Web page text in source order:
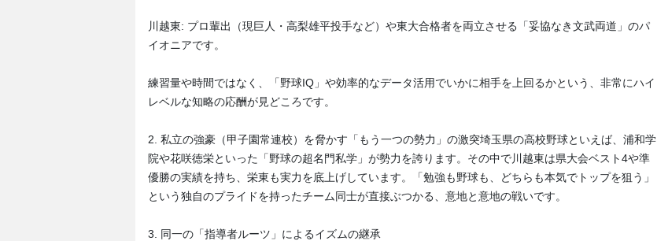
川越東: プロ輩出（現巨人・高梨雄平投手など）や東大合格者を両立させる「妥協なき文武両道」のパ
イオニアです。
練習量や時間ではなく、「野球IQ」や効率的なデータ活用でいかに相手を上回るかという、非常にハイ
レベルな知略の応酬が見どころです。
2. 私立の強豪（甲子園常連校）を脅かす「もう一つの勢力」の激突埼玉県の高校野球といえば、浦和学
院や花咲徳栄といった「野球の超名門私学」が勢力を誇ります。その中で川越東は県大会ベスト4や準
優勝の実績を持ち、栄東も実力を底上げしています。「勉強も野球も、どちらも本気でトップを狙う」
という独自のプライドを持ったチーム同士が直接ぶつかる、意地と意地の戦いです。
3. 同一の「指導者ルーツ」によるイズムの継承